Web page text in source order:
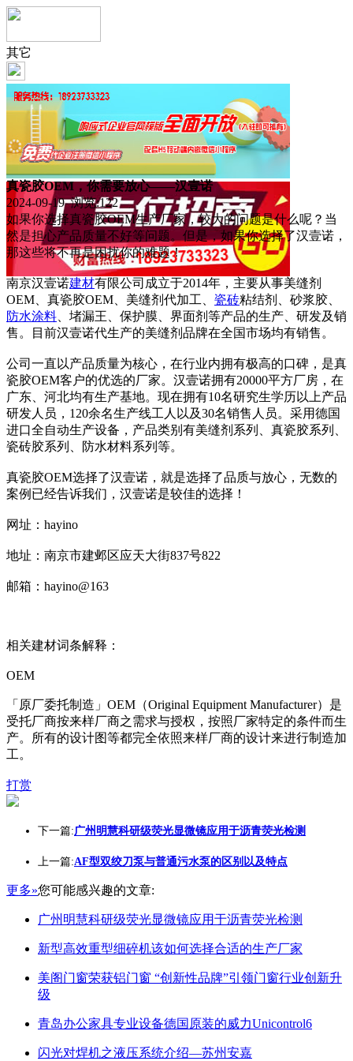
其它
真瓷胶OEM，你需要放心——汉壹诺
2024-09-19 浏览:122
如果你选择真瓷胶OEM生产厂家，较大的问题是什么呢？当
然是担心产品质量不好等问题。但是，如果你选择了汉壹诺，
那这些将不再是困扰你的难题！
南京汉壹诺建材有限公司成立于2014年，主要从事美缝剂
OEM、真瓷胶OEM、美缝剂代加工、 瓷砖粘结剂、砂浆胶、
防水涂料 、堵漏王、保护膜、界面剂等产品的生产、研发及销
售。目前汉壹诺代生产的美缝剂品牌在全国市场均有销售。
公司一直以产品质量为核心，在行业内拥有极高的口碑，是真
瓷胶OEM客户的优选的厂家。汉壹诺拥有20000平方厂房，在
广东、河北均有生产基地。现在拥有10名研究生学历以上产品
研发人员，120余名生产线工人以及30名销售人员。采用德国
进口全自动生产设备，产品类别有美缝剂系列、真瓷胶系列、
瓷砖胶系列、防水材料系列等。
真瓷胶OEM选择了汉壹诺，就是选择了品质与放心，无数的
案例已经告诉我们，汉壹诺是较佳的选择！
网址：hayino
地址：南京市建邺区应天大街837号822
邮箱：hayino@163
相关建材词条解释：
OEM
「原厂委托制造」OEM（Original Equipment Manufacturer）是
受托厂商按来样厂商之需求与授权，按照厂家特定的条件而生
产。所有的设计图等都完全依照来样厂商的设计来进行制造加
工。
打赏
下一篇:广州明慧科研级荧光显微镜应用于沥青荧光检测
上一篇:AF型双绞刀泵与普通污水泵的区别以及特点
更多»您可能感兴趣的文章:
广州明慧科研级荧光显微镜应用于沥青荧光检测
新型高效重型细碎机该如何选择合适的生产厂家
美阁门窗荣获铝门窗 “创新性品牌”引领门窗行业创新升
级
青岛办公家具专业设备德国原装的威力Unicontrol6
闪光对焊机之液压系统介绍—苏州安嘉